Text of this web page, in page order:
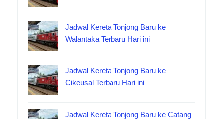
Jadwal Kereta Tonjong Baru ke
Walantaka Terbaru Hari ini
Jadwal Kereta Tonjong Baru ke
Cikeusal Terbaru Hari ini
Jadwal Kereta Tonjong Baru ke Catang